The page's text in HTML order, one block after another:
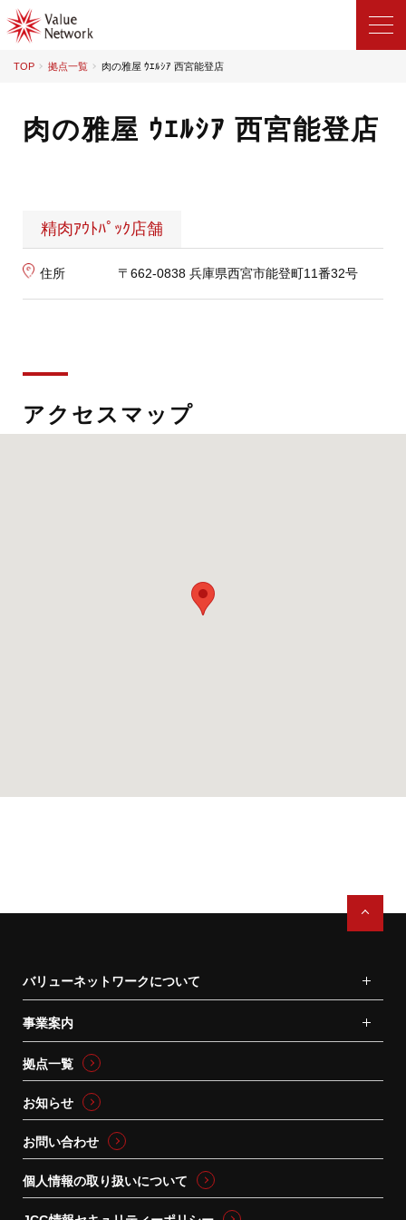
TOP 拠点一覧 肉の雅屋 ｳｴﾙｼｱ 西宮能登店
肉の雅屋 ｳｴﾙｼｱ 西宮能登店
精肉ｱｳﾄﾊﾟｯｸ店舗
住所 〒662-0838 兵庫県西宮市能登町11番32号
アクセスマップ
バリューネットワークについて
事業案内
拠点一覧
お知らせ
お問い合わせ
個人情報の取り扱いについて